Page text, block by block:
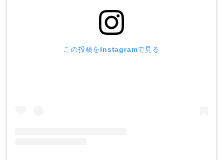
この投稿をInstagramで見る